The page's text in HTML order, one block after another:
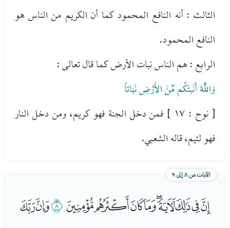
الثالث : أنه النافع المحمود كما أن الكريم من الناس هو
النافع المحمود.
الرابع : هم الناس نبات الأرض كما قال تعالى :
وَاللَّهُ أَنَبتَكُم مِّنَ الأَرْضِ نَبَاتاً
[ نوح : ١٧ ] فمن دخل الجنة فهو كريم، ومن دخل النار
فهو لئيم، قاله الشعبي.
الآيات من ٨ إلى ٩
ﮌﮍﮎﮏﮐﮑﮒﮓﮔﮕﮖﮗ